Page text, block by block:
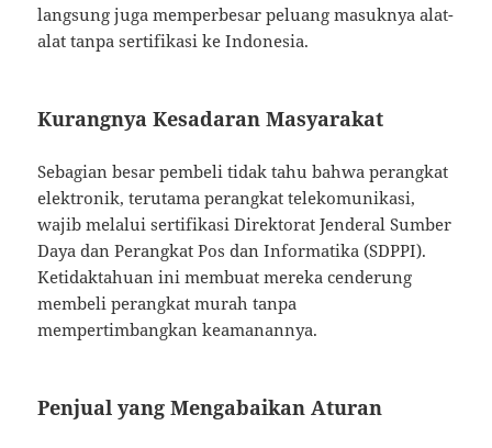
langsung juga memperbesar peluang masuknya alat-
alat tanpa sertifikasi ke Indonesia.
Kurangnya Kesadaran Masyarakat
Sebagian besar pembeli tidak tahu bahwa perangkat
elektronik, terutama perangkat telekomunikasi,
wajib melalui sertifikasi Direktorat Jenderal Sumber
Daya dan Perangkat Pos dan Informatika (SDPPI).
Ketidaktahuan ini membuat mereka cenderung
membeli perangkat murah tanpa
mempertimbangkan keamanannya.
Penjual yang Mengabaikan Aturan